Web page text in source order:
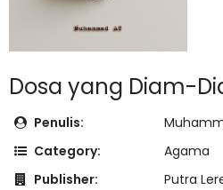
Dosa yang Diam-
Penulis:
Category:
Agama
Publisher:
Putra